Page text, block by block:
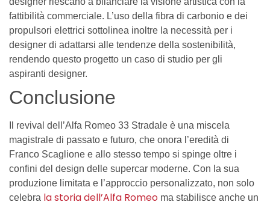
fattibilità commerciale. L’uso della fibra di carbonio e dei
propulsori elettrici sottolinea inoltre la necessità per i
designer di adattarsi alle tendenze della sostenibilità,
rendendo questo progetto un caso di studio per gli
aspiranti designer.
Conclusione
Il revival dell’Alfa Romeo 33 Stradale è una miscela
magistrale di passato e futuro, che onora l’eredità di
Franco Scaglione e allo stesso tempo si spinge oltre i
confini del design delle supercar moderne. Con la sua
produzione limitata e l’approccio personalizzato, non solo
celebra la storia dell’Alfa Romeo ma stabilisce anche un